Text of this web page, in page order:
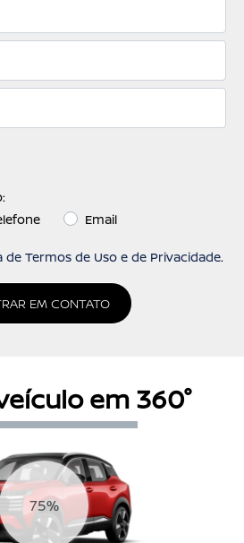
Email
de Termos de Uso e de Privacidade.
EM CONTATO
em 360°
88%